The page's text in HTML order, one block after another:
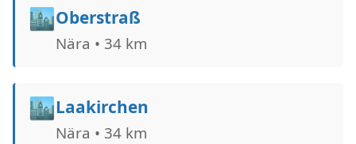
🏙️Oberstraß
Nära • 34 km
🏙️Laakirchen
Nära • 34 km